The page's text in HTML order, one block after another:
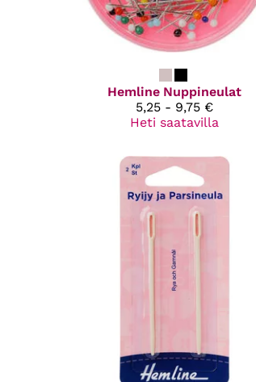
Hemline Nuppineulat
5,25 - 9,75 €
Heti saatavilla